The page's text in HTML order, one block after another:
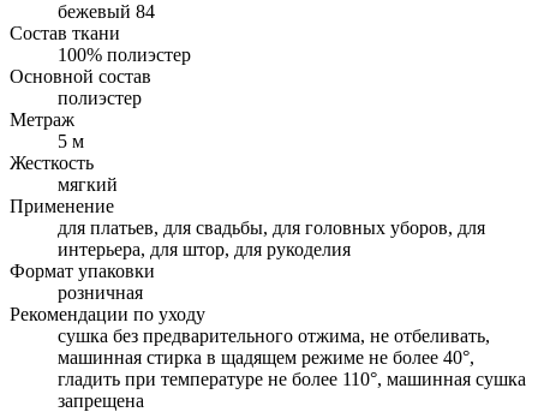
бежевый 84
Состав ткани
100% полиэстер
Основной состав
полиэстер
Метраж
5 м
Жесткость
мягкий
Применение
для платьев, для свадьбы, для головных уборов, для
интерьера, для штор, для рукоделия
Формат упаковки
розничная
Рекомендации по уходу
cушка без предварительного отжима, не отбеливать,
машинная стирка в щадящем режиме не более 40°,
гладить при температуре не более 110°, машинная сушка
запрещена